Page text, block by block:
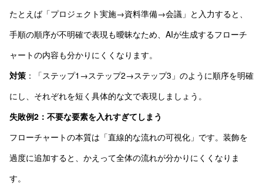
たとえば「プロジェクト実施→資料準備→会議」と入力すると、
手順の順序が不明確で表現も曖昧なため、AIが生成するフローチ
ャートの内容も分かりにくくなります。
対策 ：「ステップ1→ステップ2→ステップ3」のように順序を明確
にし、それぞれを短く具体的な文で表現しましょう。
失敗例2：不要な要素を入れすぎてしまう
フローチャートの本質は「直線的な流れの可視化」です。装飾を
過度に追加すると、かえって全体の流れが分かりにくくなりま
す。